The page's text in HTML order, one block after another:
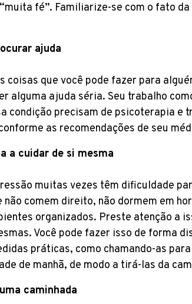
fé”. Familiarize-se com o fato
ajuda
coisas que você pode fazer para
alguma ajuda séria. Seu trabalho
condição precisam de psicoterapia e
as recomendações de seu
a cuidar de si mesma
muitas vezes têm dificuldade
não comem direito, não dormem em
organizados. Preste atenção a
Você pode fazer isso de forma
práticas, como chamando-as
de manhã, de modo a tirá-las da
caminhada